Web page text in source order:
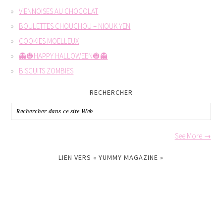
VIENNOISES AU CHOCOLAT
BOULETTES CHOUCHOU – NIOUK YEN
COOKIES MOELLEUX
👻🎃HAPPY HALLOWEEN🎃👻
BISCUITS ZOMBIES
RECHERCHER
See More →
LIEN VERS « YUMMY MAGAZINE »